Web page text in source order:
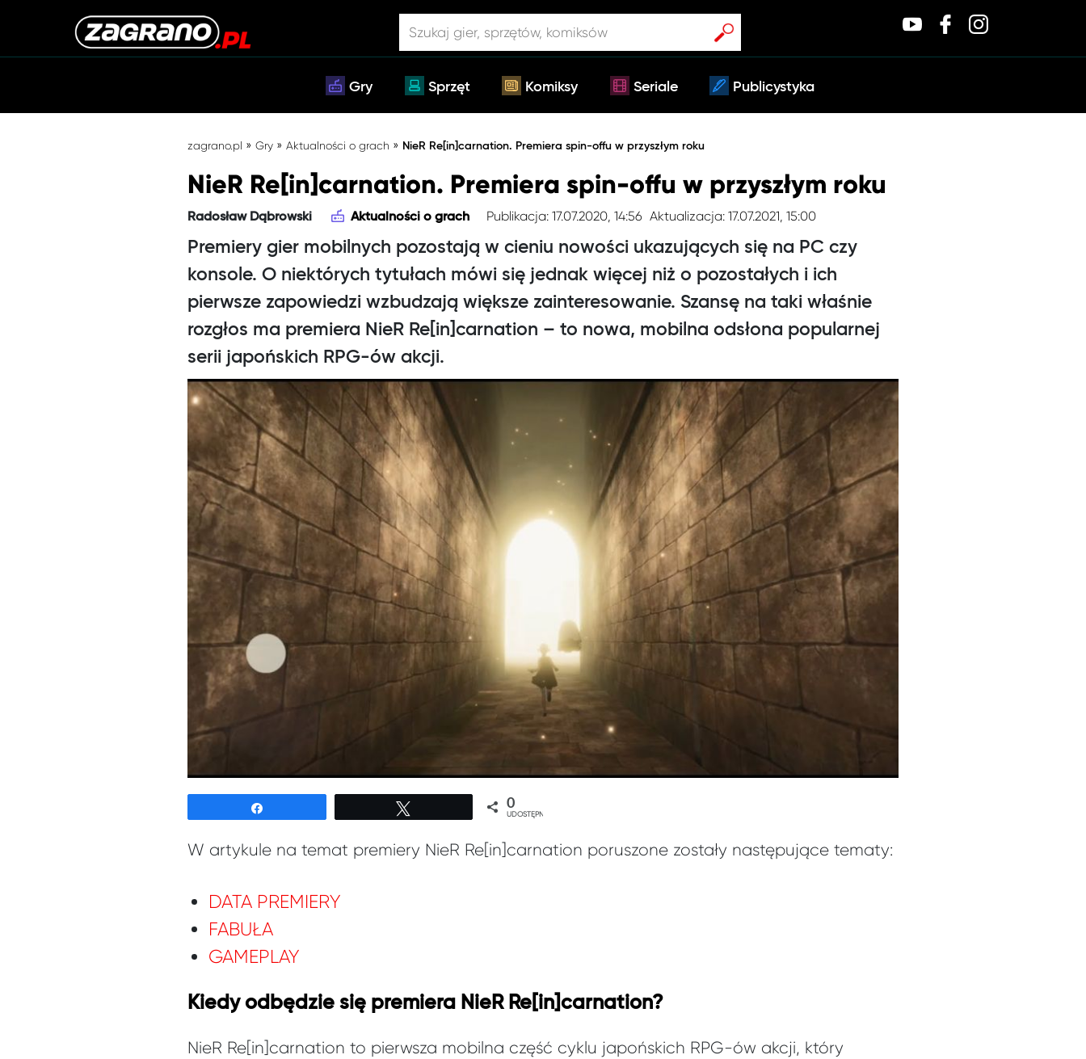
Gry Sprzęt Komiksy Seriale Publicystyka
zagrano.pl » Gry » Aktualności o grach » NieR Re[in]carnation. Premiera spin-offu w przyszłym roku
NieR Re[in]carnation. Premiera spin-offu w przyszłym roku
Radosław Dąbrowski Aktualności o grach Publikacja: 17.07.2020, 14:56 Aktualizacja: 17.07.2021, 15:00
Premiery gier mobilnych pozostają w cieniu nowości ukazujących się na PC czy
konsole. O niektórych tytułach mówi się jednak więcej niż o pozostałych i ich
pierwsze zapowiedzi wzbudzają większe zainteresowanie. Szansę na taki właśnie
rozgłos ma premiera NieR Re[in]carnation – to nowa, mobilna odsłona popularnej
serii japońskich RPG-ów akcji.
0
UDOSTĘPNIEŃ
W artykule na temat premiery NieR Re[in]carnation poruszone zostały następujące tematy:
DATA PREMIERY
FABUŁA
GAMEPLAY
Kiedy odbędzie się premiera NieR Re[in]carnation?
NieR Re[in]carnation to pierwsza mobilna część cyklu japońskich RPG-ów akcji, który